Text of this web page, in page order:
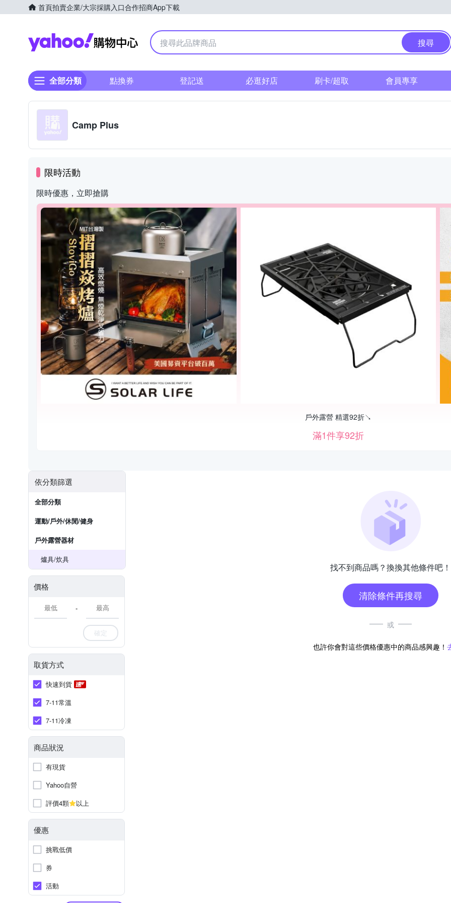
首頁拍賣企業/大宗採購入口合作招商App下載
Yahoo購物中心
搜尋
全部分類 點換券 登記送 必逛好店 刷卡/超取 會員專享
Camp Plus
限時活動
限時優惠，立即搶購
戶外露營 精選92折↘
滿1件享92折
依分類篩選
全部分類
運動/戶外/休閒/健身
戶外露營器材
爐具/炊具
價格
-
確定
取貨方式
快速到貨
7-11常溫
7-11冷凍
商品狀況
有現貨
Yahoo自營
評價4顆
以上
優惠
挑戰低價
券
活動
找不到商品嗎？換換其他條件吧！
清除條件再搜尋
或
也許你會對這些價格優惠中的商品感興趣！